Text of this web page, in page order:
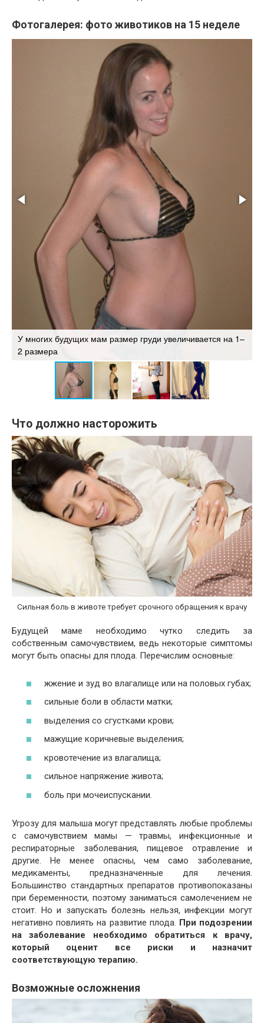
Фотогалерея: фото животиков на 15 неделе
У многих будущих мам размер груди увеличивается на 1–
2 размера
Что должно насторожить
Сильная боль в животе требует срочного обращения к врачу
Будущей маме необходимо чутко следить за
собственным самочувствием, ведь некоторые симптомы
могут быть опасны для плода. Перечислим основные:
жжение и зуд во влагалище или на половых губах;
сильные боли в области матки;
выделения со сгустками крови;
мажущие коричневые выделения;
кровотечение из влагалища;
сильное напряжение живота;
боль при мочеиспускании.
Угрозу для малыша могут представлять любые проблемы
с самочувствием мамы — травмы, инфекционные и
респираторные заболевания, пищевое отравление и
другие. Не менее опасны, чем само заболевание,
медикаменты, предназначенные для лечения.
Большинство стандартных препаратов противопоказаны
при беременности, поэтому заниматься самолечением не
стоит. Но и запускать болезнь нельзя, инфекции могут
негативно повлиять на развитие плода. При подозрении
на заболевание необходимо обратиться к врачу,
который оценит все риски и назначит
соответствующую терапию.
Возможные осложнения